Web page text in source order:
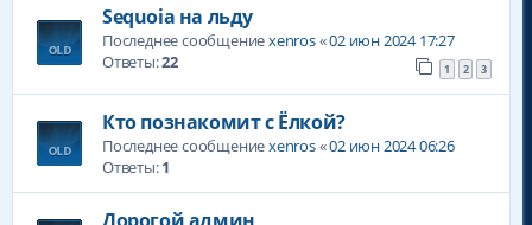
Sequoia на льду
Последнее сообщениеxenros«02 июн 2024 17:27
Ответы:22 1 2 3
Кто познакомит с Ёлкой?
Последнее сообщениеxenros«02 июн 2024 06:26
Ответы:1